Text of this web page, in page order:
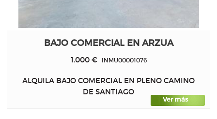
BAJO COMERCIAL EN ARZUA
1.000 €INMU00001076
ALQUILA BAJO COMERCIAL EN PLENO CAMINO
DE SANTIAGO
Ver más